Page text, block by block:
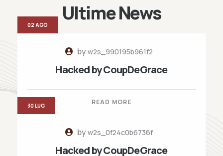
Ultime News
byw2s_990195b961f2
Hacked by CoupDeGrace
READ MORE
02 AGO
byw2s_0f24c0b6736f
Hacked by CoupDeGrace
30 LUG